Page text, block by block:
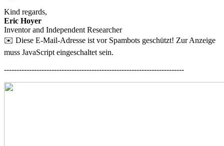
Kind regards,
Eric Hoyer
Inventor and Independent Researcher
✉️ Diese E-Mail-Adresse ist vor Spambots geschützt! Zur Anzeige
muss JavaScript eingeschaltet sein.
------------------------------------------------------------------------